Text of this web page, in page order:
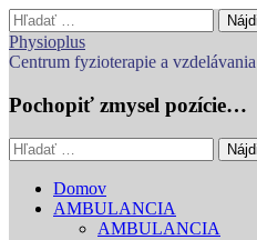
Hľadať:
Physioplus
Centrum fyzioterapie a vzdelávania
Pochopiť zmysel pozície…
Hľadať:
Main
menu
Skip
Domov
AMBULANCIA
AMBULANCIA